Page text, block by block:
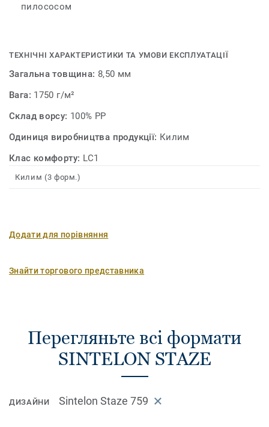
пилососом
ТЕХНІЧНІ ХАРАКТЕРИСТИКИ ТА УМОВИ ЕКСПЛУАТАЦІЇ
Загальна товщина: 8,50 мм
Вага: 1750 г/м²
Склад ворсу: 100% PP
Одиниця виробництва продукції: Килим
Клас комфорту: LC1
Килим (3 форм.)
Додати для порівняння
Знайти торгового представника
Перегляньте всі формати
SINTELON STAZE
ДИЗАЙНИ Sintelon Staze 759